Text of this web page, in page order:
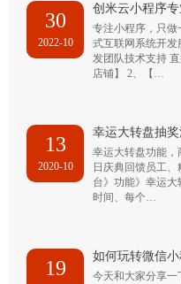
30
2022-10
创米云小程序
专注小程序，只
式互联网系统开发
发团队技术支持
店铺】 2、【…
13
2020-10
幸运大转盘抽
幸运大转盘功能，
日庆典回馈员工
台》功能》幸运
时间、每个…
19
如何玩转微信小
今天和大家分享